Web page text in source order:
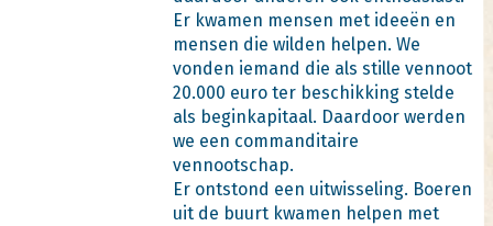
Er kwamen mensen met ideeën en
mensen die wilden helpen. We
vonden iemand die als stille vennoot
20.000 euro ter beschikking stelde
als beginkapitaal. Daardoor werden
we een commanditaire
vennootschap.
Er ontstond een uitwisseling. Boeren
uit de buurt kwamen helpen met